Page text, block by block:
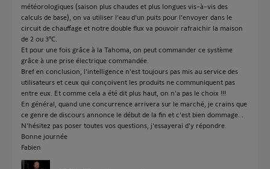
météorologiques (saison plus chaudes et plus longues vis-à-vis des
calculs de base), on va utiliser l'eau d'un puits pour l'envoyer dans le
circuit de chauffage et notre double flux va pouvoir rafraichir la maison
de 2 ou 3°C.
Et pour une fois grâce à la Tahoma, on peut commander ce système
grâce à une prise électrique commandée.
Bref en conclusion, l'intelligence n'est toujours pas mis au service des
utilisateurs et ceux qui conçoivent les produits ne communiquent pas
entre eux. Et comme cela a été dit plus haut, on n'a pas le choix !!!
En général, quand une concurrence arrivera sur le marché, je crains que
ce genre de discours annonce le début de la fin et c'est bien dommage...
N'hésitez pas poser toutes vos questions, j'essayerai d'y répondre.
Bonne journée
Fabien